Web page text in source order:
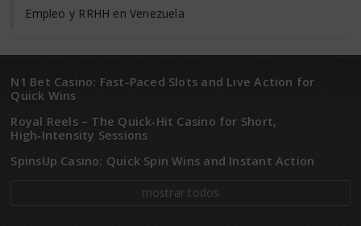
Empleo y RRHH en Venezuela
N1 Bet Casino: Fast-Paced Slots and Live Action for
Quick Wins
Royal Reels – The Quick‑Hit Casino for Short,
High‑Intensity Sessions
SpinsUp Casino: Quick Spin Wins and Instant Action
mostrar todos